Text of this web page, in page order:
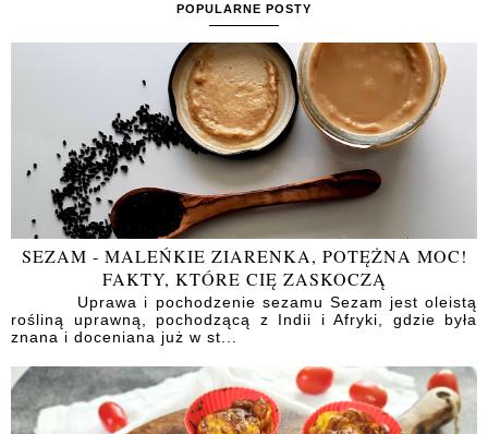
POPULARNE POSTY
SEZAM - MALEŃKIE ZIARENKA, POTĘŻNA MOC!
FAKTY, KTÓRE CIĘ ZASKOCZĄ
Uprawa i pochodzenie sezamu Sezam jest oleistą
rośliną uprawną, pochodzącą z Indii i Afryki, gdzie była
znana i doceniana już w st...